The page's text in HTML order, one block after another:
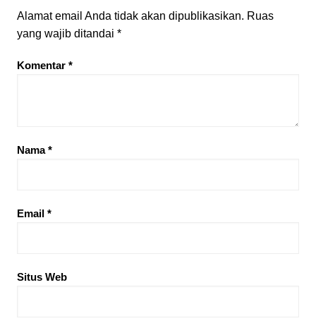
Alamat email Anda tidak akan dipublikasikan. Ruas
yang wajib ditandai *
Komentar *
Nama*
Email *
Situs Web